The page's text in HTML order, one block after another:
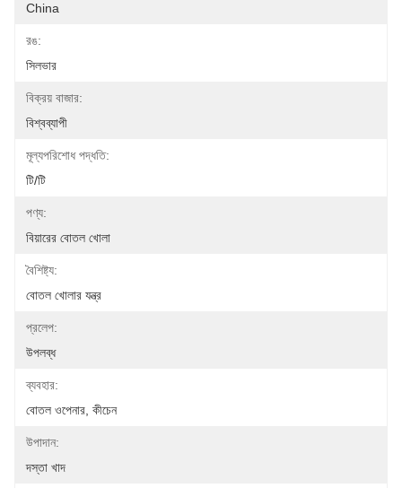
China
রঙ:
সিলভার
বিক্রয় বাজার:
বিশ্বব্যাপী
মূল্যপরিশোধ পদ্ধতি:
টি/টি
পণ্য:
বিয়ারের বোতল খোলা
বৈশিষ্ট্য:
বোতল খোলার যন্ত্র
প্রলেপ:
উপলব্ধ
ব্যবহার:
বোতল ওপেনার, কীচেন
উপাদান:
দস্তা খাদ